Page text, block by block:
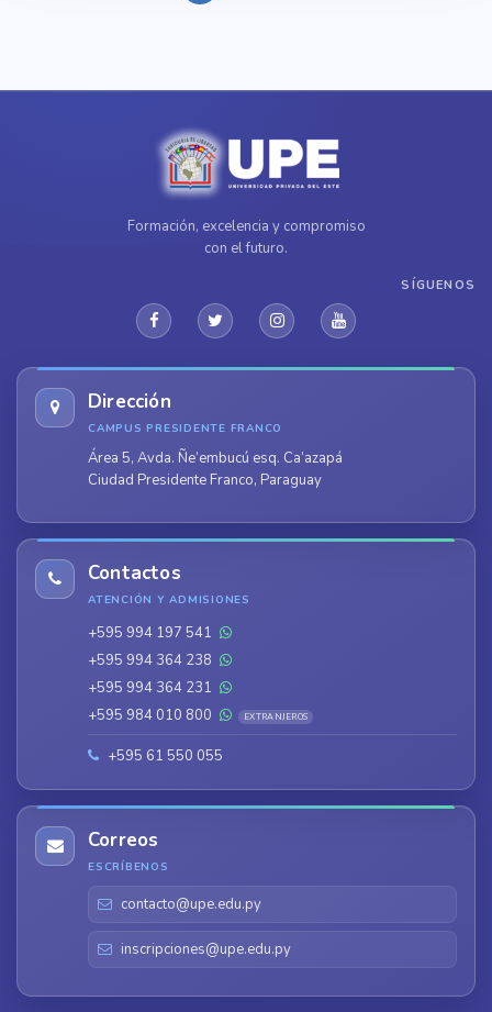
Formación, excelencia y compromiso
con el futuro.
SÍGUENOS
Dirección
CAMPUS PRESIDENTE FRANCO
Área 5, Avda. Ñe’embucú esq. Ca’azapá
Ciudad Presidente Franco, Paraguay
Contactos
ATENCIÓN Y ADMISIONES
+595 994 197 541
+595 994 364 238
+595 994 364 231
+595 984 010 800
EXTRANJEROS
+595 61 550 055
Correos
ESCRÍBENOS
contacto@upe.edu.py
inscripciones@upe.edu.py